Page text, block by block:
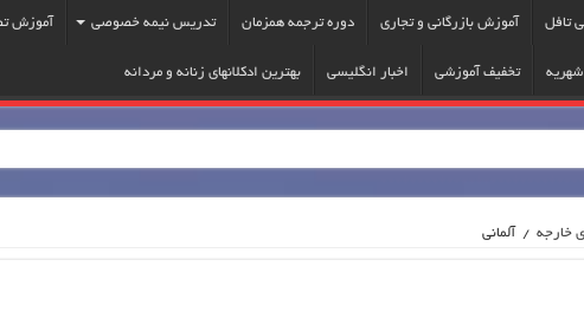
تافل آموزش بازرگانی و تجاری دوره ترجمه همزمان تدریس نیمه خصوصی آموزش
شهریه تخفیف آموزشی اخبار انگلیسی بهترین ادکلانهای زنانه و مردانه
خارجه / آلمانی